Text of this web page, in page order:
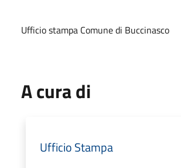
Ufficio stampa Comune di Buccinasco
A cura di
Ufficio Stampa